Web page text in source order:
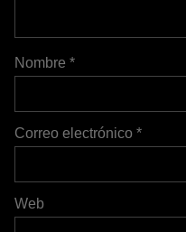
Nombre *
Correo electrónico *
Web